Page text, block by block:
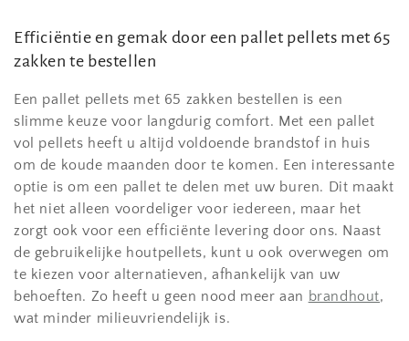
Efficiëntie en gemak door een pallet pellets met 65
zakken te bestellen
Een pallet pellets met 65 zakken bestellen is een
slimme keuze voor langdurig comfort. Met een pallet
vol pellets heeft u altijd voldoende brandstof in huis
om de koude maanden door te komen. Een interessante
optie is om een pallet te delen met uw buren. Dit maakt
het niet alleen voordeliger voor iedereen, maar het
zorgt ook voor een efficiënte levering door ons. Naast
de gebruikelijke houtpellets, kunt u ook overwegen om
te kiezen voor alternatieven, afhankelijk van uw
behoeften. Zo heeft u geen nood meer aan brandhout,
wat minder milieuvriendelijk is.